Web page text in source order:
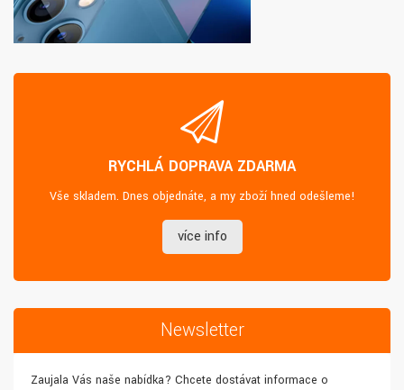
RYCHLÁ DOPRAVA ZDARMA
Vše skladem. Dnes objednáte, a my zboží hned odešleme!
více info
Newsletter
Zaujala Vás naše nabídka? Chcete dostávat informace o